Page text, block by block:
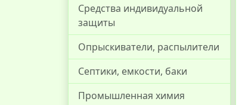
Средства индивидуальной
защиты
Опрыскиватели, распылители
Септики, емкости, баки
Промышленная химия